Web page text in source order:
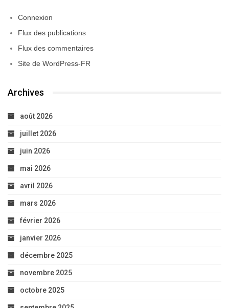
Connexion
Flux des publications
Flux des commentaires
Site de WordPress-FR
Archives
août 2026
juillet 2026
juin 2026
mai 2026
avril 2026
mars 2026
février 2026
janvier 2026
décembre 2025
novembre 2025
octobre 2025